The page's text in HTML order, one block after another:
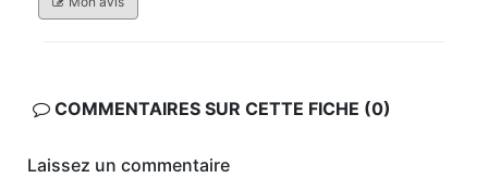
COMMENTAIRES SUR CETTE FICHE (0)
Laissez un commentaire